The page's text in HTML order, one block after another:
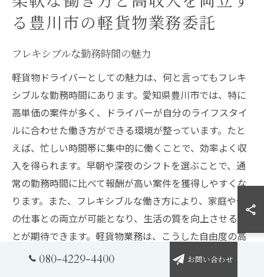
る豊川市の軽貨物業務委託
フレキシブルな勤務時間の魅力
軽貨物ドライバーとしての魅力は、何と言ってもフレキ
シブルな勤務時間にあります。愛知県豊川市では、特に
高単価の案件が多く、ドライバーが自分のライフスタイ
ルに合わせた働き方ができる環境が整っています。たと
えば、忙しい時間帯に集中的に働くことで、効率よく収
入を得られます。早朝や深夜のシフトを選ぶことで、通
常の勤務時間に比べて報酬が高い案件を獲得しやすくな
ります。また、フレキシブルな働き方により、家庭や他
の仕事との両立が可能となり、生活の質を向上させるこ
とが期待できます。軽貨物業務は、こうした自由度の高
さが特長で、特に豊川市のような交通の要所では、スム
080-4229-4400 お問い合わせ